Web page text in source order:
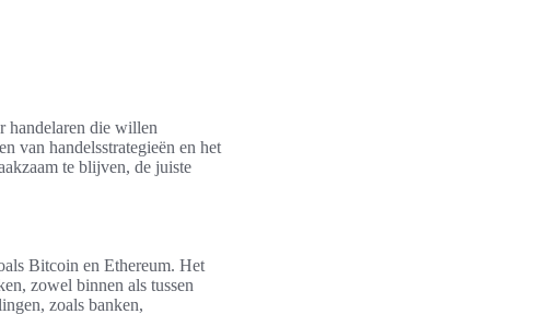
handelaren die willen
van handelsstrategieën en het
te blijven, de juiste
Bitcoin en Ethereum. Het
zowel binnen als tussen
zoals banken,